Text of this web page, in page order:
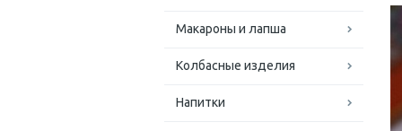
Макароны и лапша
Колбасные изделия
Напитки